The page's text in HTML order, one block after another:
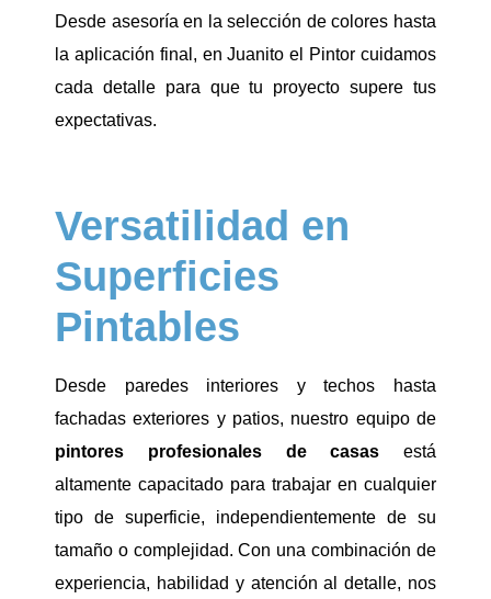
Desde asesoría en la selección de colores hasta
la aplicación final, en Juanito el Pintor cuidamos
cada detalle para que tu proyecto supere tus
expectativas.
Versatilidad en
Superficies
Pintables
Desde paredes interiores y techos hasta
fachadas exteriores y patios, nuestro equipo de
pintores profesionales de casas está
altamente capacitado para trabajar en cualquier
tipo de superficie, independientemente de su
tamaño o complejidad. Con una combinación de
experiencia, habilidad y atención al detalle, nos